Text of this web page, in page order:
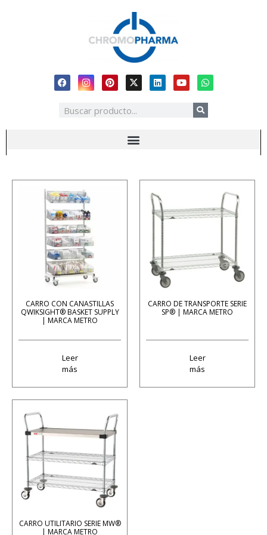
CARRO CON CANASTILLAS
QWIKSIGHT® BASKET SUPPLY
| MARCA METRO
Leer
más
CARRO DE TRANSPORTE SERIE
SP® | MARCA METRO
Leer
más
CARRO UTILITARIO SERIE MW®
| MARCA METRO